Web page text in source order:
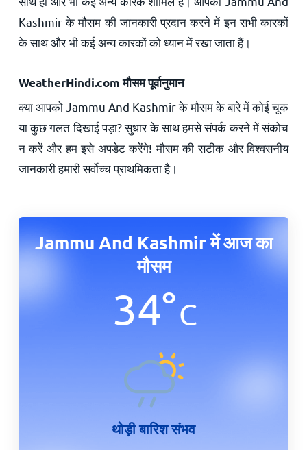
Kashmir के मौसम की जानकारी प्रदान करने में इन सभी कारकों
के साथ और भी कई अन्य कारकों को ध्यान में रखा जाता हैं।
WeatherHindi.com मौसम पूर्वानुमान
क्या आपको Jammu And Kashmir के मौसम के बारे में कोई चूक
या कुछ गलत दिखाई पड़ा? सुधार के साथ हमसे संपर्क करने में संकोच
न करें और हम इसे अपडेट करेंगे! मौसम की सटीक और विश्वसनीय
जानकारी हमारी सर्वोच्च प्राथमिकता है।
Jammu And Kashmir में आज का
मौसम
34°C
थोड़ी बारिश संभव